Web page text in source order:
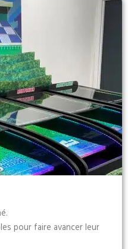
pour faire avancer leur